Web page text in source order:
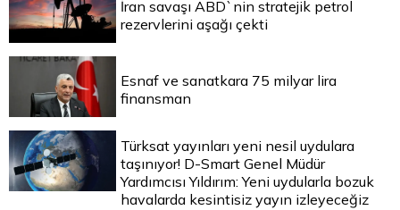
İran savaşı ABD`nin stratejik petrol
rezervlerini aşağı çekti
Esnaf ve sanatkara 75 milyar lira
finansman
Türksat yayınları yeni nesil uydulara
taşınıyor! D-Smart Genel Müdür
Yardımcısı Yıldırım: Yeni uydularla bozuk
havalarda kesintisiz yayın izleyeceğiz